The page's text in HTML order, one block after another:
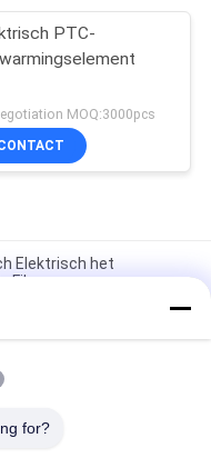
PTC-
MOQ:3000pcs
Elektrisch het
Film
het
Isolatiefilm
for?